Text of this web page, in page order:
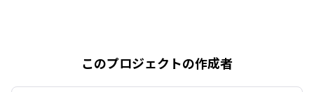
このプロジェクトの作成者